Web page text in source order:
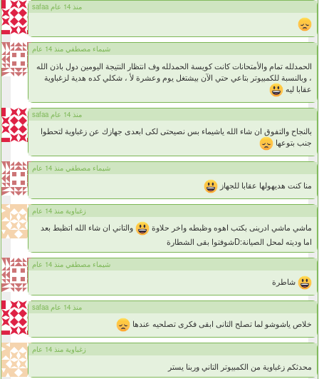
safaa منذ 14 عام
شيماء مصطفي منذ 14 عام
الحمدلله تمام والأمتحانات كانت كويسة الحمدلله وف انتظار النتيجة اليومين دول باذن الله
، وبالنسبة للكمبيوتر بتاعي حتي الآن بيشتغل يوم وعشرة لأ ، شكلي كده هدية لزغباوية
عقابا ليه
safaa منذ 14 عام
بالنجاح والتفوق ان شاء الله ياشيماء بس نصيحتى لكى ابعدى جهازك عن زغباوية لتحطوا
جنب بتوعها
شيماء مصطفي منذ 14 عام
منا كنت هديهولها عقابا للجهاز
زغباوية منذ 14 عام
ماشي ماشي ادرينى بكتب اهوه وظبطه واخر حلاوة
والتاني ان شاء الله اتظبط بعد
اما وديته لمحل الصيانة:Dشوفتوا بقى الشطارة
شيماء مصطفي منذ 14 عام
شاطرة
safaa منذ 14 عام
خلاص ياشوشو لما تصلح التانى ابقى فكرى تصلحيه عندها
زغباوية منذ 14 عام
محدثكم زغباوية من الكمبيوتر التاني وربنا يستر